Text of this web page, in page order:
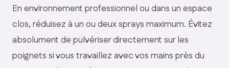
En environnement professionnel ou dans un espace
clos, réduisez à un ou deux sprays maximum. Évitez
absolument de pulvériser directement sur les
poignets si vous travaillez avec vos mains près du